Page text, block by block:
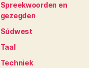
Spreekwoorden en
gezegden
Súdwest
Taal
Techniek